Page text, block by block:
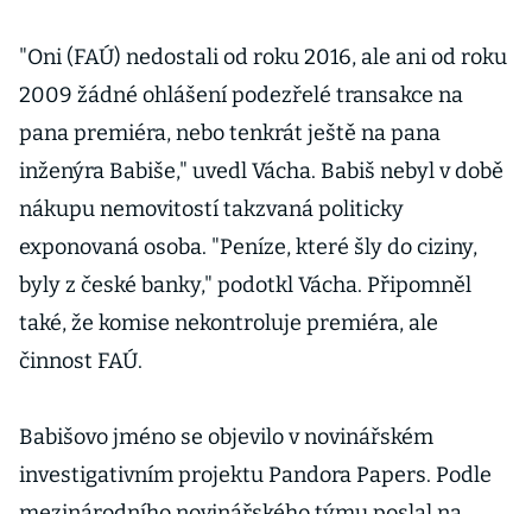
"Oni (FAÚ) nedostali od roku 2016, ale ani od roku
2009 žádné ohlášení podezřelé transakce na
pana premiéra, nebo tenkrát ještě na pana
inženýra Babiše," uvedl Vácha. Babiš nebyl v době
nákupu nemovitostí takzvaná politicky
exponovaná osoba. "Peníze, které šly do ciziny,
byly z české banky," podotkl Vácha. Připomněl
také, že komise nekontroluje premiéra, ale
činnost FAÚ.
Babišovo jméno se objevilo v novinářském
investigativním projektu Pandora Papers. Podle